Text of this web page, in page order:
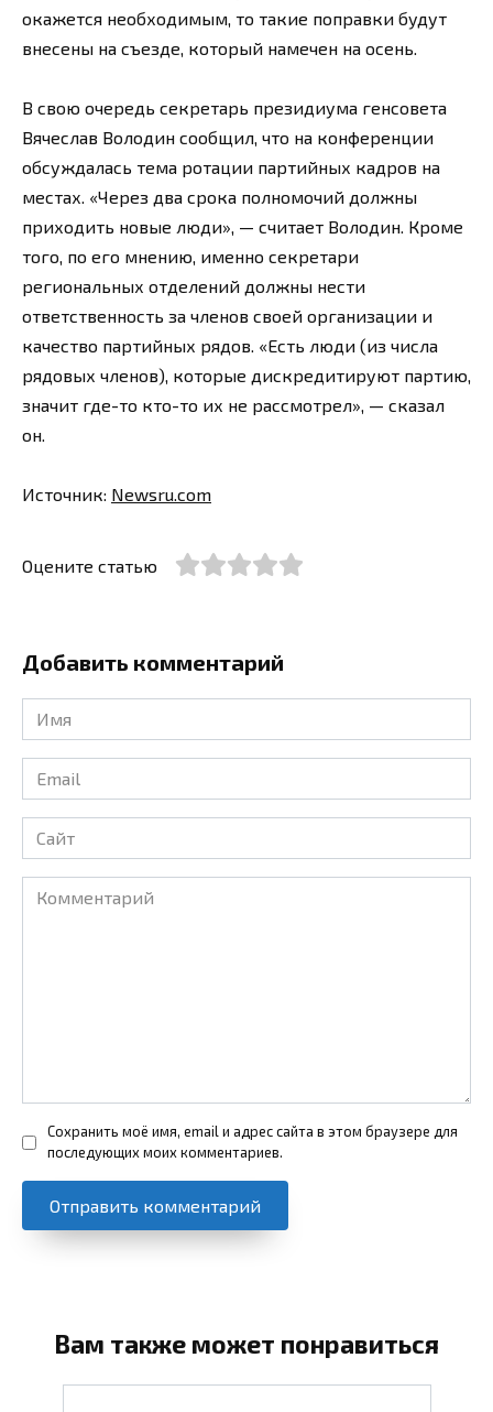
окажется необходимым, то такие поправки будут
внесены на съезде, который намечен на осень.
В свою очередь секретарь президиума генсовета
Вячеслав Володин сообщил, что на конференции
обсуждалась тема ротации партийных кадров на
местах. «Через два срока полномочий должны
приходить новые люди», — считает Володин. Кроме
того, по его мнению, именно секретари
региональных отделений должны нести
ответственность за членов своей организации и
качество партийных рядов. «Есть люди (из числа
рядовых членов), которые дискредитируют партию,
значит где-то кто-то их не рассмотрел», — сказал
он.
Источник: Newsru.com
Оцените статью
Добавить комментарий
Имя
*
Email
*
Сайт
Комментарий
Сохранить моё имя, email и адрес сайта в этом браузере для
последующих моих комментариев.
Вам также может понравиться